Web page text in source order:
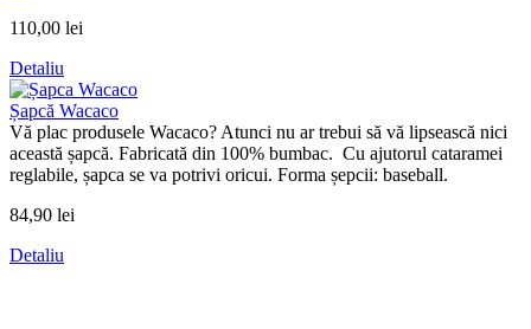
110,00 lei
Detaliu
Șapcă Wacaco
Vă plac produsele Wacaco? Atunci nu ar trebui să vă lipsească nici
această șapcă. Fabricată din 100% bumbac. Cu ajutorul cataramei
reglabile, șapca se va potrivi oricui. Forma șepcii: baseball.
84,90 lei
Detaliu